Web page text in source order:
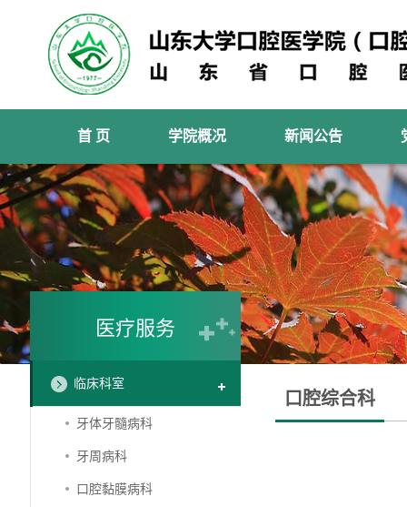
首 页 学院概况 新闻公告
医疗服务
临床科室
牙体牙髓病科
牙周病科
口腔黏膜病科
口腔综合科